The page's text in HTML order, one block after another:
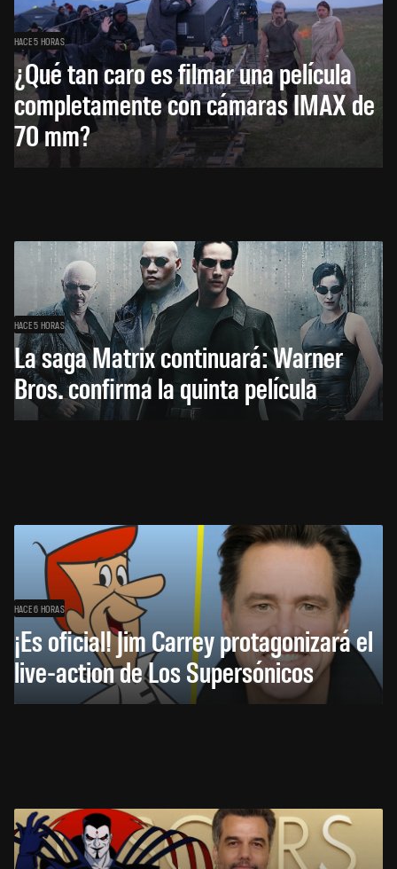
HACE 5 HORAS
¿Qué tan caro es filmar una película
completamente con cámaras IMAX de
70 mm?
HACE 5 HORAS
La saga Matrix continuará: Warner
Bros. confirma la quinta película
HACE 6 HORAS
¡Es oficial! Jim Carrey protagonizará el
live-action de Los Supersónicos